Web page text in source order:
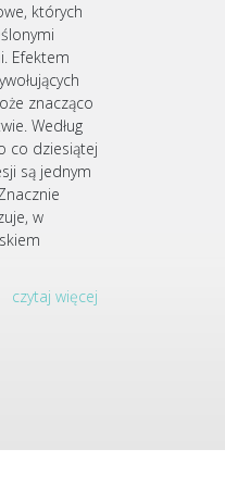
których
Efektem
znacząco
Według
co dziesiątej
są jednym
w
czytaj więcej